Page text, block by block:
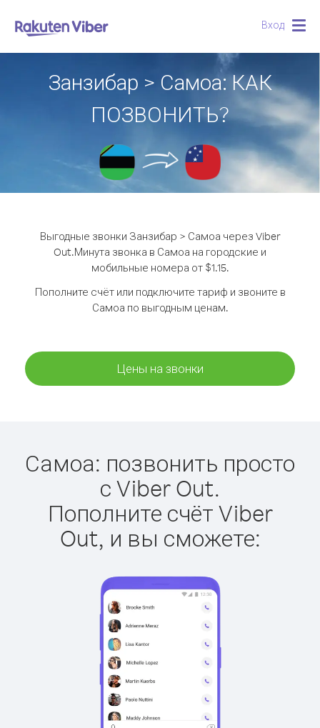
Вход
Занзибар > Самоа: КАК
ПОЗВОНИТЬ?
Выгодные звонки Занзибар > Самоа через Viber
Out.Минута звонка в Самоа на городские и
мобильные номера от $1.15.
Пополните счёт или подключите тариф и звоните в
Самоа по выгодным ценам.
Цены на звонки
Самоа: позвонить просто
с Viber Out.
Пополните счёт Viber
Out, и вы сможете: